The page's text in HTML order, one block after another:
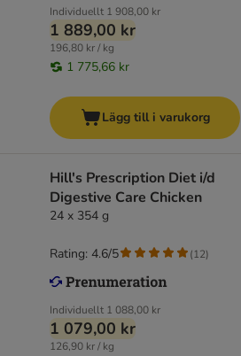
Individuellt 1 908,00 kr
1 889,00 kr
196,80 kr / kg
1 775,66 kr
Lägg till i varukorg
Hill's Prescription Diet i/d
Digestive Care Chicken
24 x 354 g
Individuellt 1 088,00 kr
1 079,00 kr
126,90 kr / kg
Rating: 4.6/5 (12)